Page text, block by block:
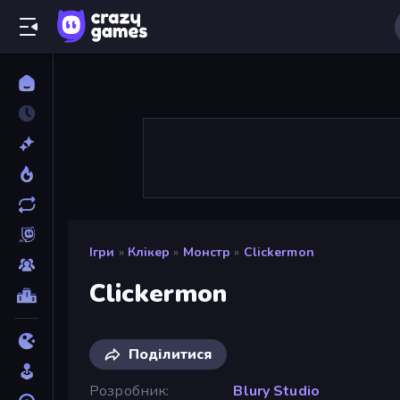
Ігри » Клікер » Монстр » Clickermon
Clickermon
Поділитися
Розробник
Blury Studio